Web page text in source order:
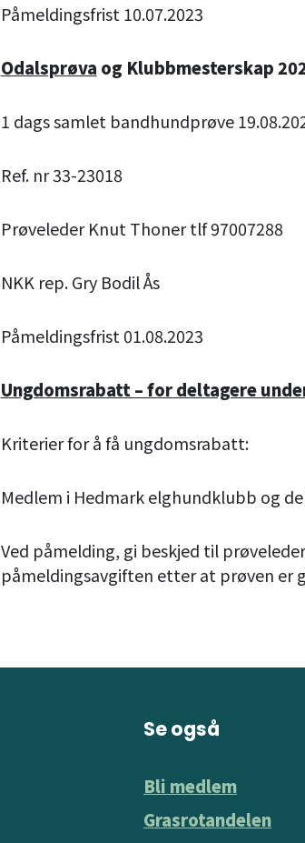
Påmeldingsfrist 10.07.2023
Odalsprøva og Klubbmesterskap
1 dags samlet bandhundprøve
Ref. nr 33-23018
Prøveleder Knut Thoner tlf 97007288
NKK rep. Gry Bodil Ås
Påmeldingsfrist 01.08.2023
Ungdomsrabatt – for deltagere
Kriterier for å få ungdomsrabatt:
Medlem i Hedmark elghundklubb og
Ved påmelding, gi beskjed til
påmeldingsavgiften etter at prøven er
Se også
Bli medlem
Grasrotandelen